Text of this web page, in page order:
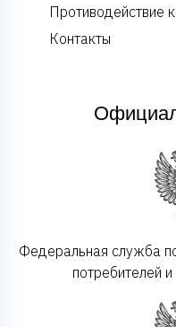
Противодействие
Контакты
Федеральная служба
потребителей